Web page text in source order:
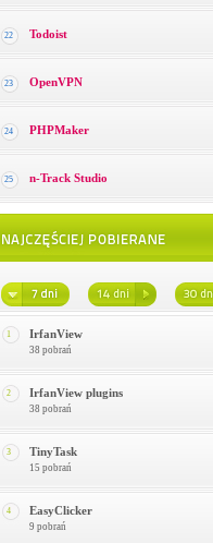
22 Todoist
23 OpenVPN
24 PHPMaker
25 n-Track Studio
1 IrfanView
38 pobrań
2 IrfanView plugins
38 pobrań
3 TinyTask
15 pobrań
4 EasyClicker
9 pobrań